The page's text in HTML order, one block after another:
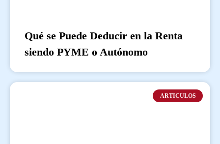
Qué se Puede Deducir en la Renta
siendo PYME o Autónomo
ARTICULOS